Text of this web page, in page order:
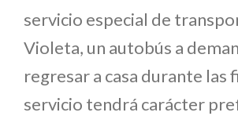
servicio especial de
Violeta, un autobús a
regresar a casa durante las
servicio tendrá carácter